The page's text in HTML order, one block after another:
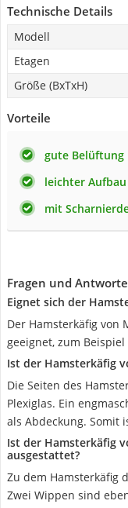
Technische Details
Modell
Etagen
Größe (BxTxH)
Vorteile
gute Belüftung
leichter Aufbau
mit
Fragen und
Eignet sich der
Der Hamsterkäfig von
geeignet, zum
Ist der Hamsterkäfig
Die Seiten des
Plexiglas. Ein
als Abdeckung. Somit
Ist der Hamsterkäfig
ausgestattet?
Zu dem Hamsterkäfig
Zwei Wippen sind